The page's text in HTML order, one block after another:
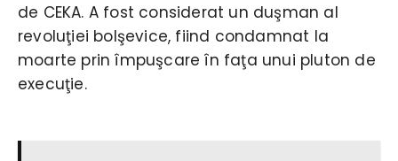
de CEKA. A fost considerat un duşman al
revoluţiei bolşevice, fiind condamnat la
moarte prin împuşcare în faţa unui pluton de
execuţie.